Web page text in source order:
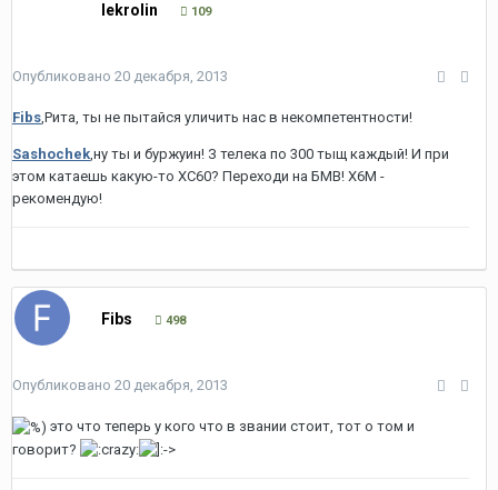
lekrolin 109
Опубликовано 20 декабря, 2013
Fibs,Рита, ты не пытайся уличить нас в некомпетентности!
Sashochek,ну ты и буржуин! З телека по 300 тыщ каждый! И при
этом катаешь какую-то ХС60? Переходи на БМВ! Х6М -
рекомендую!
Fibs 498
Опубликовано 20 декабря, 2013
это что теперь у кого что в звании стоит, тот о том и
говорит?